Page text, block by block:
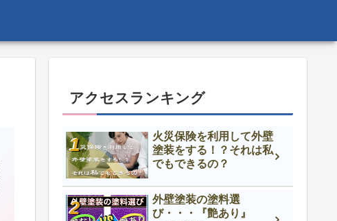
アクセスランキング
火災保険を利用して外壁
塗装をする！？それは私
でもできるの？
外壁塗装の塗料選
び・・・『艶あり』